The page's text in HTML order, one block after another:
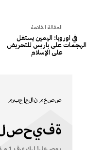
المقالة القادمة
في اوروبا: اليمين يستغل
الهجمات على باريس للتحريض
على الإسلام